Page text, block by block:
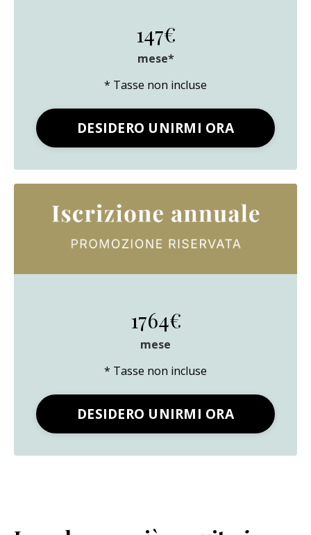
147€
mese*
* Tasse non incluse
DESIDERO UNIRMI ORA
1764€
mese
* Tasse non incluse
DESIDERO UNIRMI ORA